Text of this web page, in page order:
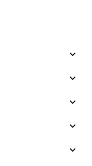
expand_more
expand_more
expand_more
expand_more
expand_more